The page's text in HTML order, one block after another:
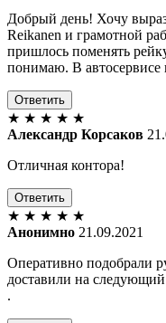
Добрый день! Хочу
Reikanen и грамотной
пришлось поменять
понимаю. В автосервисе
Ответить
★ ★ ★ ★ ★
Александр Корсаков
Отличная контора!
Ответить
★ ★ ★ ★ ★
Анонимно 21.09.2021
Оперативно подобрали
доставили на
.